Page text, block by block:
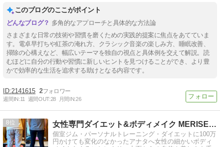
このブログのここがポイント
多角的なアプローチと具体的な方法論
さまざまな日常の技術や習慣を磨くための実践的提案に焦点をあてていま
す。電卓早打ちや紅茶の淹れ方、クラシック音楽の楽しみ方、睡眠改善、
掃除の心構えなど、幅広いテーマを独自の視点と具体例を交えて解説。読
むほどに自分の行動や習慣に新しいヒントを見つけることができ、より豊
かで効率的な生活を追求する助けとなる内容です。
2141615 2
週間IN:11 週間OUT:28 月間IN:26
8 女性専門ダイエット&ボディメイク MERISE@恵比寿 代表
個室ジム・パーソナルトレーニング・ダイエットに100万
円かけても変化のなかったアナタへ女性の細かいボディ